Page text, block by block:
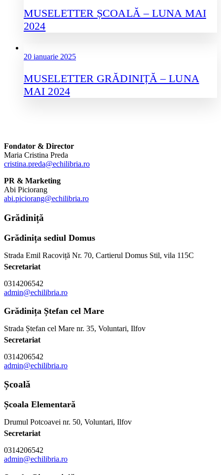
MUSELETTER ȘCOALĂ – LUNA MAI
2024
20 ianuarie 2025
MUSELETTER GRĂDINIȚĂ – LUNA
MAI 2024
Fondator & Director
Maria Cristina Preda
cristina.preda@echilibria.ro
PR & Marketing
Abi Piciorang
abi.piciorang@echilibria.ro
Grădiniță
Grădinița sediul Domus
Strada Emil Racoviță Nr. 70, Cartierul Domus Stil, vila 115C
Secretariat
0314206542
admin@echilibria.ro
Grădinița Ștefan cel Mare
Strada Ștefan cel Mare nr. 35, Voluntari, Ilfov
Secretariat
0314206542
admin@echilibria.ro
Școală
Școala Elementară
Drumul Potcoavei nr. 50, Voluntari, Ilfov
Secretariat
0314206542
admin@echilibria.ro